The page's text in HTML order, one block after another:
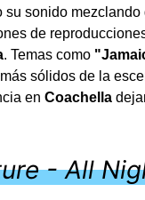
sonido
de
. Temas como
sólidos de la
en Coachella
- All